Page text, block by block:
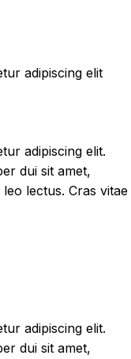
adipiscing elit
adipiscing elit.
dui sit amet,
lectus. Cras vitae
adipiscing elit.
dui sit amet,